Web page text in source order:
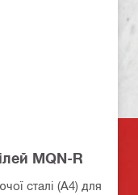
MQN-R
сталі (A4) для